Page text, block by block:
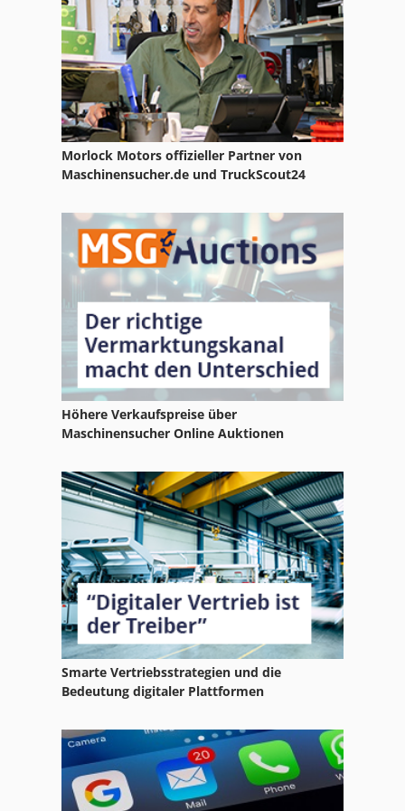
Papier Und Stoffpresse
Presse
Presse Hydraulisch
Reinluftentstauber Und Brikettierpresse
St Drucksysteme
Tisch Presse
Werkstatt Presse
Morlock Motors offizieller Partner von
Maschinensucher.de und TruckScout24
Höhere Verkaufspreise über
Maschinensucher Online Auktionen
Smarte Vertriebsstrategien und die
Bedeutung digitaler Plattformen